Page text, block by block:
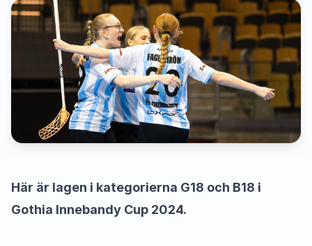
Här är lagen i kategorierna G18 och B18 i
Gothia Innebandy Cup 2024.